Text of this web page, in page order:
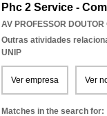
Phc 2 Service -
AV PROFESSOR
Outras atividades
UNIP
Ver empresa Ver
Matches in the search for: